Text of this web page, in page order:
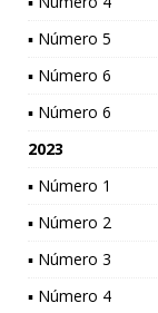
▪ Número 5
▪ Número 6
▪ Número 6
2023
▪ Número 1
▪ Número 2
▪ Número 3
▪ Número 4